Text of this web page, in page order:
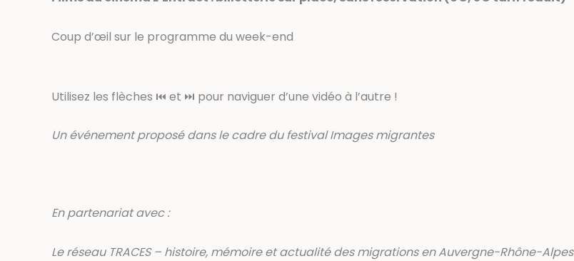
Coup d’œil sur le programme du week-end
Utilisez les flèches ⏮ et ⏭ pour naviguer d’une vidéo à l’autre !
Un événement proposé dans le cadre du festival Images migrantes
En partenariat avec :
Le réseau TRACES – histoire, mémoire et actualité des migrations en Auvergne-Rhône-Alpes